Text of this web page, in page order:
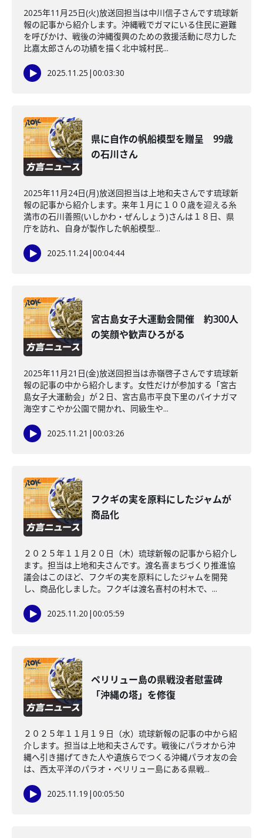
2025年11月25日(火)放送回担当は中川信子さんです琉球新
報の記事から紹介します。沖縄戦でガマにいる住民に避難
を呼びかけ、戦後の沖縄復興のための救援活動に尽力した
比嘉太郎さんの功績を描く北中城村民...
2025.11.25 |00:03:30
県に自作の帆船模型を贈呈 99歳
の石川さん
2025年11月24日(月)放送回担当は上地和夫さんです琉球新
報の記事から紹介します。来年１月に１００歳を迎える糸
満市の石川善照(いしかわ・ぜんしょう)さんは１８日、県
庁を訪れ、自身が製作した帆船模型...
2025.11.24|00:04:44
宮古島女子大運動会開催 約300人
の笑顔や歓声ひろがる
2025年11月21日(金)放送回担当は赤嶺啓子さんです琉球新
報の記事の中から紹介します。女性だけが参加する「宮古
島女子大運動会」が２日、宮古島市平良下里のパイナガマ
海空すこやか公園で開かれ、同級生や...
2025.11.21 |00:03:26
フクギの実を原料にしたジャムが
商品化
２０２５年１１月２０日（木）琉球新報の記事から紹介し
ます。担当は上地和夫さんです。渡名喜まちづくり推進協
議会はこのほど、フクギの実を原料にしたジャムを開発
し、商品化しました。フクギは渡名喜村の村木で、...
2025.11.20 |00:05:59
ペリリュー島の県戦没者慰霊碑
「沖縄の塔」を修復
２０２５年１１月１９日（水）琉球新報の記事の中から紹
介します。担当は上地和夫さんです。戦後にパラオから沖
縄へ引き揚げてきた人や遺族らでつくる沖縄パラオ友の会
は、西太平洋のパラオ・ペリリュー島にある県戦...
2025.11.19 |00:05:50